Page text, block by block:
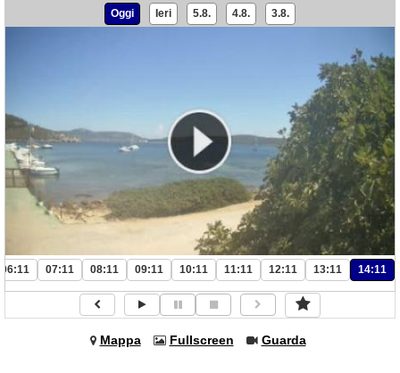
Oggi Ieri 5.8. 4.8. 3.8.
06:11 07:11 08:11 09:11 10:11 11:11 12:11 13:11 14:11
Mappa Fullscreen Guarda